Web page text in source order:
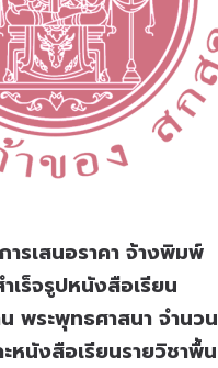
ารเสนอราคา จ้างพิมพ์
เร็จรูปหนังสือเรียน
พระพุทธศาสนา จำนวน
หนังสือเรียนรายวิชาพื้น